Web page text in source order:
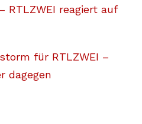
RTLZWEI reagiert auf
für RTLZWEI –
dagegen